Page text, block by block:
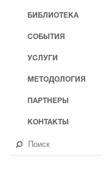
БИБЛИОТЕКА
СОБЫТИЯ
УСЛУГИ
МЕТОДОЛОГИЯ
ПАРТНЕРЫ
КОНТАКТЫ